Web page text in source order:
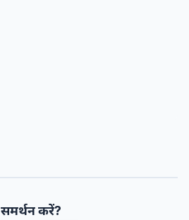
समर्थन करें?